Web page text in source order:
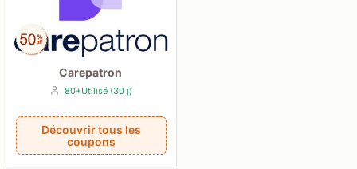
Carepatron
80+Utilisé (30 j)
Découvrir tous les
coupons